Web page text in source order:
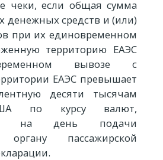
чеки, если общая сумма
денежных средств и (или)
при их единовременном
территорию ЕАЭС
вывозе с
ЕАЭС превышает
десяти тысячам
по курсу валют,
на день подачи
органу пассажирской